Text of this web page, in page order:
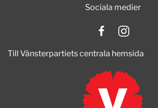
Sociala medier
Till Vänsterpartiets centrala hemsida